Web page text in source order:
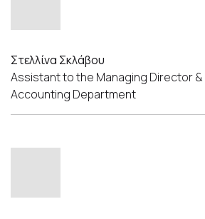
Στελλίνα Σκλάβου
Assistant to the Managing Director &
Accounting Department